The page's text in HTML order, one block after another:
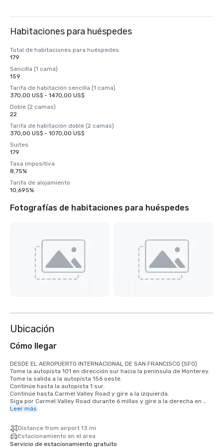
Habitaciones para huéspedes
Total de habitaciones para huéspedes
179
Sencilla (1 cama)
159
Tarifa de habitación sencilla (1 cama)
370,00 US$ - 1470,00 US$
Doble (2 camas)
22
Tarifa de habitación doble (2 camas)
370,00 US$ - 1070,00 US$
Suites
179
Tasa impositiva
8,75%
Tarifa de alojamiento
10,695%
Fotografías de habitaciones para huéspedes
Ubicación
Cómo llegar
DESDE EL AEROPUERTO INTERNACIONAL DE SAN FRANCISCO (SFO)
Tome la autopista 101 en dirección sur hacia la península de Monterey.
Tome la salida a la autopista 156 oeste.
Continúe hasta la autopista 1 sur.
Continúe hasta Carmel Valley Road y gire a la izquierda.
Siga por Carmel Valley Road durante 6 millas y gire a la derecha en
Robinson Canyon Road.
segunda entrada a la izquierda.
DESDE EL AEROPUERTO INTERNACIONAL DE SAN JOSE (SJC)
Leer más
Distance from airport 13 mi
Estacionamiento en el área
Servicio de estacionamiento gratuito